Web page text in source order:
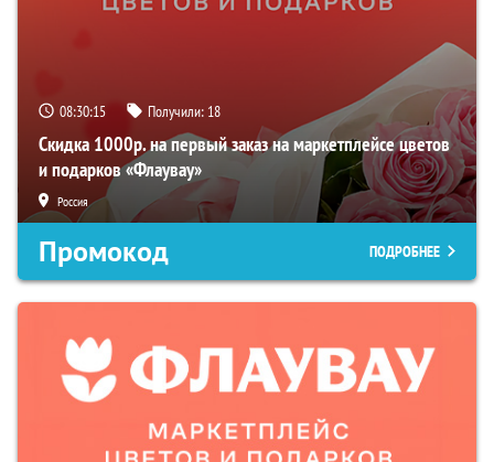
08:30:14 Получили: 18
Скидка 1000р. на первый заказ на маркетплейсе цветов
и подарков «Флаувау»
Россия
Промокод ПОДРОБНЕЕ